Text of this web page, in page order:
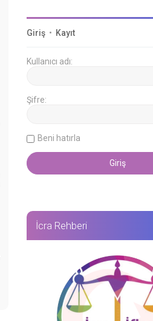
Giriş • Kayıt
Kullanıcı adı:
Şifre:
Beni hatırla
İcra Rehberi